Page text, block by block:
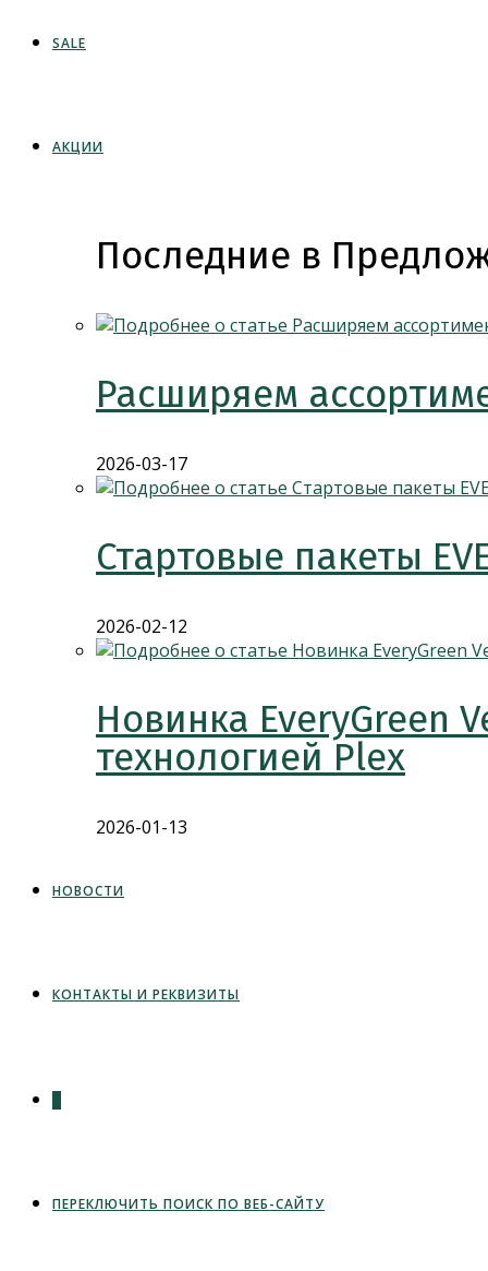
SALE
АКЦИИ
Последние в
Расширяем
2026-03-17
Стартовые пакеты
2026-02-12
Новинка EveryGreen
технологией Plex
2026-01-13
НОВОСТИ
КОНТАКТЫ И РЕКВИЗИТЫ
ПЕРЕКЛЮЧИТЬ ПОИСК ПО ВЕБ-САЙТУ